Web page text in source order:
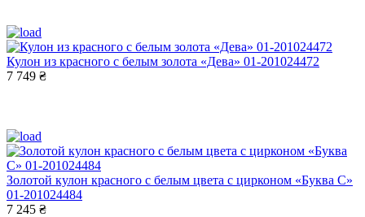
Кулон из красного с белым золота «Дева» 01-201024472
7 749 ₴
Золотой кулон красного с белым цвета с цирконом «Буква С»
01-201024484
7 245 ₴